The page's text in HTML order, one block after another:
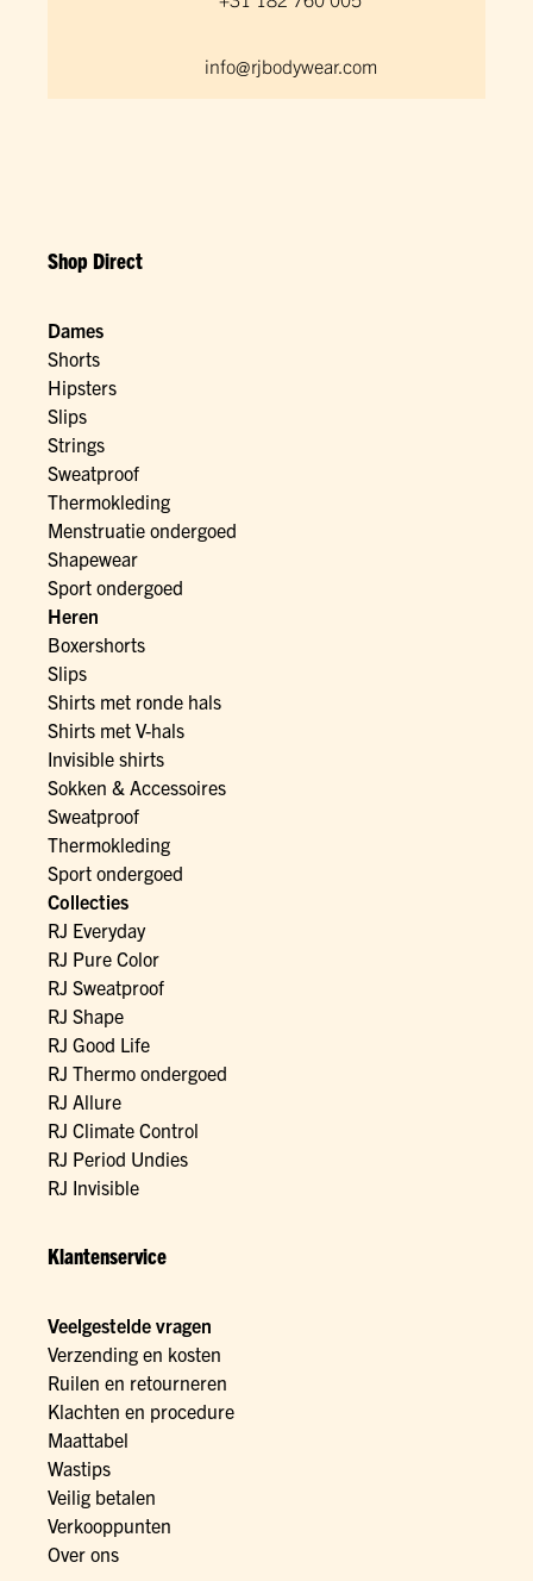
info@rjbodywear.com
Shop Direct
Dames
Shorts
Hipsters
Slips
Strings
Sweatproof
Thermokleding
Menstruatie ondergoed
Shapewear
Sport ondergoed
Heren
Boxershorts
Slips
Shirts met ronde hals
Shirts met V-hals
Invisible shirts
Sokken & Accessoires
Sweatproof
Thermokleding
Sport ondergoed
Collecties
RJ Everyday
RJ Pure Color
RJ Sweatproof
RJ Shape
RJ Good Life
RJ Thermo ondergoed
RJ Allure
RJ Climate Control
RJ Period Undies
RJ Invisible
Klantenservice
Veelgestelde vragen
Verzending en kosten
Ruilen en retourneren
Klachten en procedure
Maattabel
Wastips
Veilig betalen
Verkooppunten
Over ons